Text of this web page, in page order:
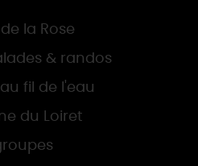
la Rose
& randos
fil de l'eau
du Loiret